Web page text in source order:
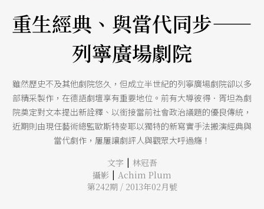
重生經典、與當代同步——
列寧廣場劇院
雖然歷史不及其他劇院悠久，但成立半世紀的列寧廣場劇院卻以多
部精采製作，在德語劇壇享有重要地位。前有大導彼得．胥坦為劇
院奠定對文本提出新詮釋、以銜接當前社會政治議題的優良傳統，
近期則由現任藝術總監歐斯特麥耶以獨特的新寫實手法搬演經典與
當代劇作，屢屢讓劇評人與觀眾大呼過癮！
文字 | 林冠吾
攝影 | Achim Plum
第242期 / 2013年02月號